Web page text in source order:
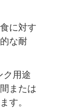
に対す
な耐
用途
または
す。